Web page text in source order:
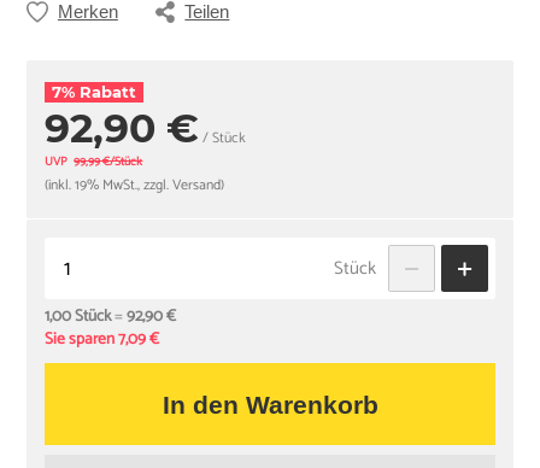
Merken Teilen
7% Rabatt
92,90 € / Stück
UVP 99,99 €/Stück
(inkl. 19% MwSt., zzgl. Versand)
Stück
1,00 Stück=92,90 €
Sie sparen 7,09 €
In den Warenkorb